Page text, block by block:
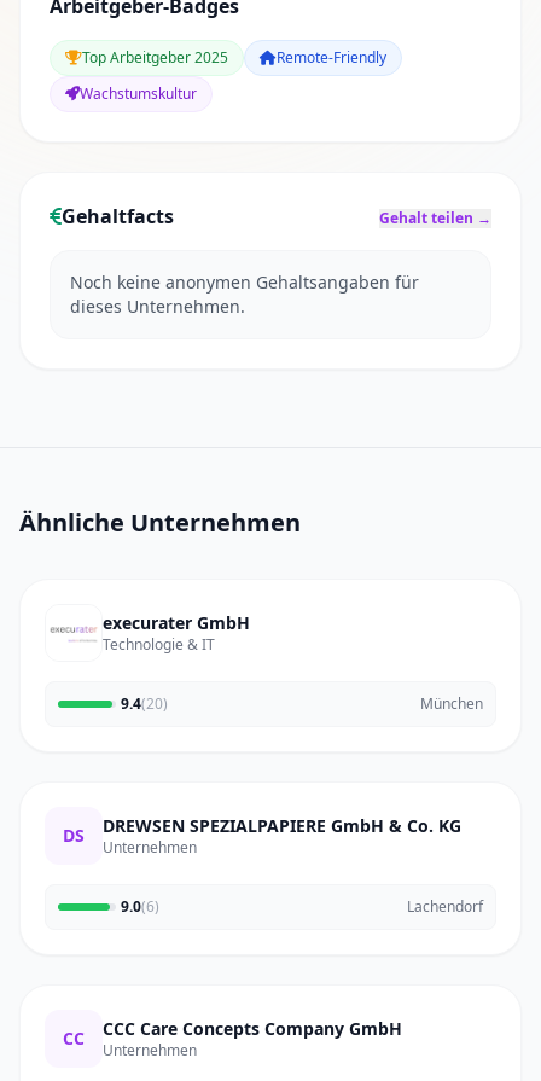
Arbeitgeber-Badges
Top Arbeitgeber 2025
Remote-Friendly
Wachstumskultur
Gehaltfacts Gehalt teilen →
Noch keine anonymen Gehaltsangaben für
dieses Unternehmen.
Ähnliche Unternehmen
execurater GmbH
Technologie & IT
9.4(20) München
DS DREWSEN SPEZIALPAPIERE GmbH & Co. KG
Unternehmen
9.0(6) Lachendorf
CC CCC Care Concepts Company GmbH
Unternehmen